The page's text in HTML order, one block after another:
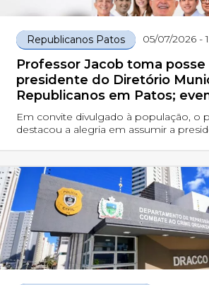
Republicanos Patos 05/07/2026 -
Professor Jacob toma
presidente do Diretório
Republicanos em Patos;
com Hugo Motta e Nabor
Em convite divulgado à população, o
destacou a alegria em assumir a